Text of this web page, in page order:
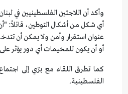
وأكد أن اللاجئين الفلسطينيين في
أي شكل من أشكال التوطين، قائلاً:
عنوان استقرار وأمن ولا يمكن أن
أو أن يكون للمخيمات أي دور يؤثر
كما تطرق اللقاء مع برّي إلى
الفلسطينية.